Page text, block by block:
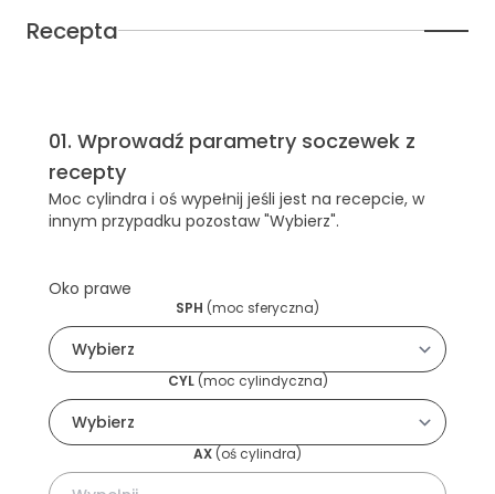
Recepta
01. Wprowadź parametry soczewek z
recepty
Moc cylindra i oś wypełnij jeśli jest na recepcie, w
innym przypadku pozostaw "Wybierz".
Oko prawe
SPH (moc sferyczna)
CYL(moc cylindyczna)
AX (oś cylindra)